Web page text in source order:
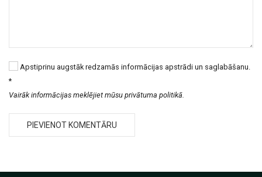
Apstiprinu augstāk redzamās informācijas apstrādi un saglabāšanu.
*
Vairāk informācijas meklējiet mūsu privātuma politikā.